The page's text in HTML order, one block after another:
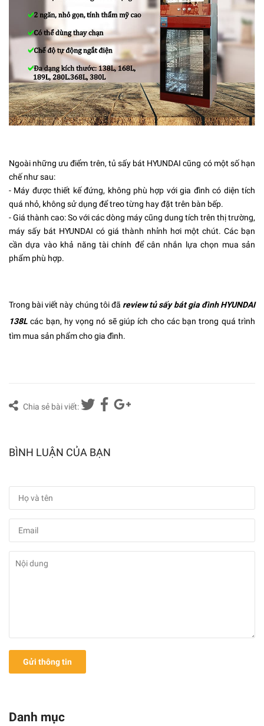
Ngoài những ưu điểm trên, tủ sấy bát HYUNDAI cũng có một số hạn
chế như sau:
- Máy được thiết kế đứng, không phù hợp với gia đình có diện tích
quá nhỏ, không sử dụng để treo từng hay đặt trên bàn bếp.
- Giá thành cao: So với các dòng máy cũng dung tích trên thị trường,
máy sấy bát HYUNDAI có giá thành nhỉnh hơi một chút. Các bạn
cần dựa vào khả năng tài chính để cân nhắn lựa chọn mua sản
phẩm phù hợp.
Trong bài viết này chúng tôi đã review tủ sấy bát gia đình HYUNDAI
138L các bạn, hy vọng nó sẽ giúp ích cho các bạn trong quá trình
tìm mua sản phẩm cho gia đình.
Chia sẻ bài viết:
BÌNH LUẬN CỦA BẠN
Gửi thông tin
Danh mục